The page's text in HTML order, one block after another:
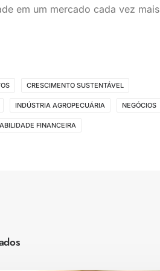
em um mercado cada vez mais
CRESCIMENTO SUSTENTÁVEL
INDÚSTRIA AGROPECUÁRIA NEGÓCIOS
FINANCEIRA